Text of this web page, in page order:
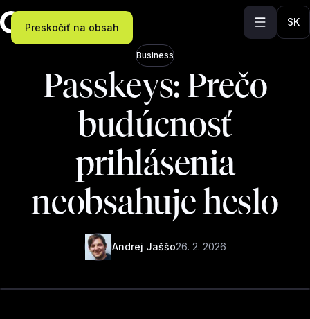
Preskočiť na obsah SK
Business
Passkeys: Prečo
budúcnosť
prihlásenia
neobsahuje heslo
Andrej Jaššo26. 2. 2026